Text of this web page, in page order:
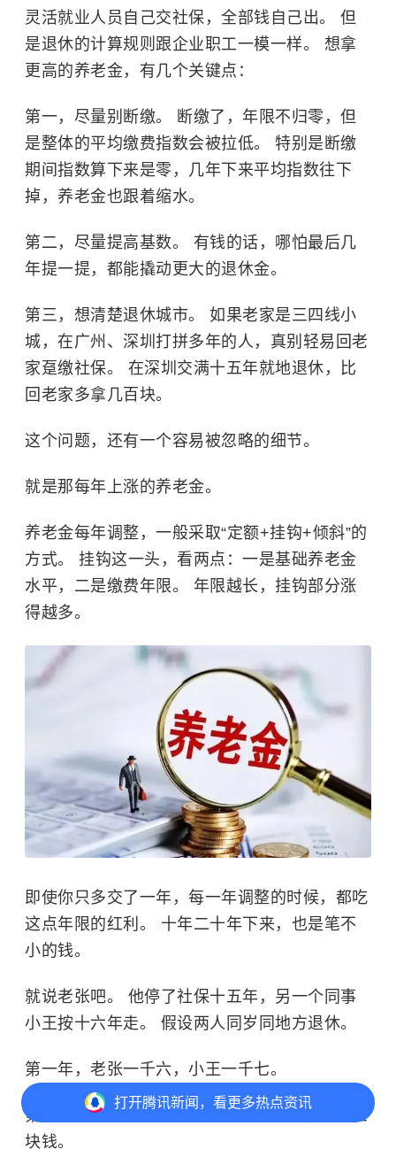
灵活就业人员自己交社保，全部钱自己出。 但
是退休的计算规则跟企业职工一模一样。 想拿
更高的养老金，有几个关键点：
第一，尽量别断缴。 断缴了，年限不归零，但
是整体的平均缴费指数会被拉低。 特别是断缴
期间指数算下来是零，几年下来平均指数往下
掉，养老金也跟着缩水。
第二，尽量提高基数。 有钱的话，哪怕最后几
年提一提，都能撬动更大的退休金。
第三，想清楚退休城市。 如果老家是三四线小
城，在广州、深圳打拼多年的人，真别轻易回老
家趸缴社保。 在深圳交满十五年就地退休，比
回老家多拿几百块。
这个问题，还有一个容易被忽略的细节。
就是那每年上涨的养老金。
养老金每年调整，一般采取“定额+挂钩+倾斜”的
方式。 挂钩这一头，看两点：一是基础养老金
水平，二是缴费年限。 年限越长，挂钩部分涨
得越多。
即使你只多交了一年，每一年调整的时候，都吃
这点年限的红利。 十年二十年下来，也是笔不
小的钱。
就说老张吧。 他停了社保十五年，另一个同事
小王按十六年走。 假设两人同岁同地方退休。
第一年，老张一千六，小王一千七。
第二年涨养老金，小王因为年限多一年，多调三
块钱。
打开腾讯新闻，看更多热点资讯